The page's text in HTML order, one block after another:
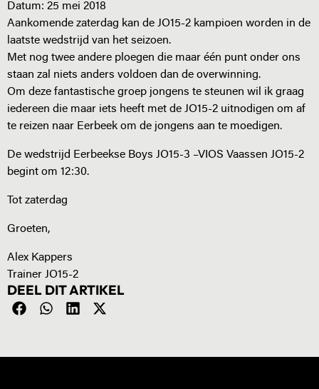
Datum: 25 mei 2018
Aankomende zaterdag kan de JO15-2 kampioen worden in de
laatste wedstrijd van het seizoen.
Met nog twee andere ploegen die maar één punt onder ons
staan zal niets anders voldoen dan de overwinning.
Om deze fantastische groep jongens te steunen wil ik graag
iedereen die maar iets heeft met de JO15-2 uitnodigen om af
te reizen naar Eerbeek om de jongens aan te moedigen.
De wedstrijd Eerbeekse Boys JO15-3 –VIOS Vaassen JO15-2
begint om 12:30.
Tot zaterdag
Groeten,
Alex Kappers
Trainer JO15-2
DEEL DIT ARTIKEL